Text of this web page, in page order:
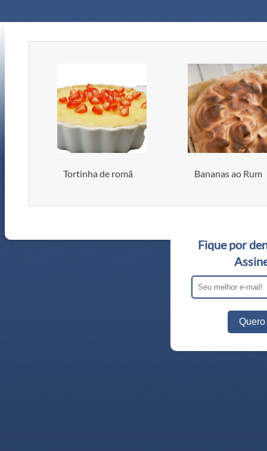
Tortinha de romã Bananas ao Rum
Fique por